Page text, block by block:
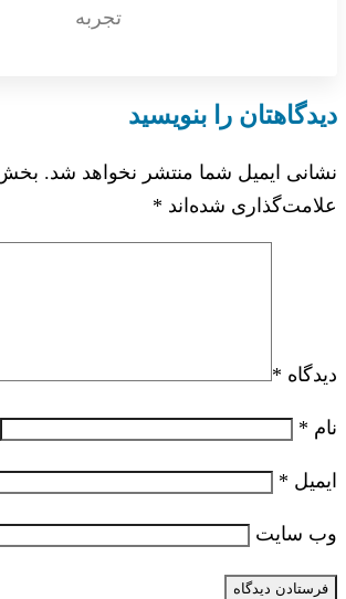
تجربه
دیدگاهتان را بنویسید
نشانی ایمیل شما منتشر نخواهد شد.
علامت‌گذاری شده‌اند *
دیدگاه *
نام *
ایمیل *
وب‌ سایت